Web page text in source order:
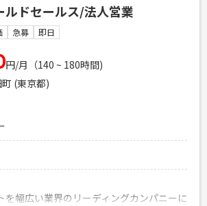
る機会もございます。 役割はPLや上流
るため、構築経験のみのPGの方は対象外
規構築、運用・改善経験がある方 ・現状
ンニングコストの見積を出せる方
発経験1年以上
ドセールス/法人営業
急募 即日
円/月（140 ~ 180時間)
町 (東京都)
を幅広い業界のリーディングカンパニーに